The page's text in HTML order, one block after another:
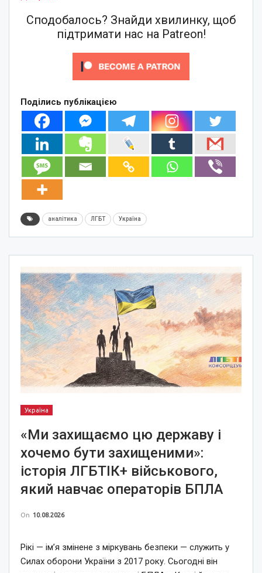
Сподобалось? Знайди хвилинку, щоб
підтримати нас на Patreon!
Поділись публікацією
аналітика ЛГБТ Україна
Україна
«Ми захищаємо цю державу і
хочемо бути захищеними»:
історія ЛГБТІК+ військового,
який навчає операторів БПЛА
On 10.08.2026
Рікі — ім’я змінене з міркувань безпеки — служить у
Силах оборони України з 2017 року. Сьогодні він